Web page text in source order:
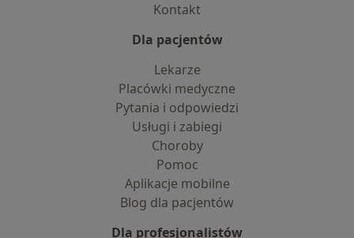
Kontakt
Dla pacjentów
Lekarze
Placówki medyczne
Pytania i odpowiedzi
Usługi i zabiegi
Choroby
Pomoc
Aplikacje mobilne
Blog dla pacjentów
Dla profesjonalistów